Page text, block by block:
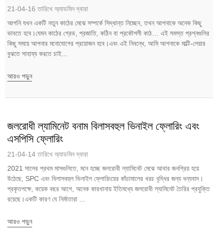
21-04-16 তারিখে অ্যাডমিন দ্বারা
আপনি যখন একটি নতুন কাঠের মেঝে সম্পর্কে সিদ্ধান্ত নিচ্ছেন, তখন আপনাকে অনেক কিছু
ভাবতে হবে।যেমন কাঠের গ্রেড, প্রজাতি, কঠিন বা প্রকৌশলী কাঠ… এই সমস্ত প্রশ্নগুলির
কিছু সময়ে আপনার মনোযোগের প্রয়োজন হবে।এবং এই নিবন্ধে, আমি আপনাকে মাল্টি-লেয়ার
বুঝতে সাহায্য করতে চাই...
আরও পড়ুন
জলরোধী ল্যামিনেট বনাম বিলাসবহুল ভিনাইল ফ্লোরিং এবং
এসপিসি ফ্লোরিং
21-04-14 তারিখে অ্যাডমিন দ্বারা
2021 সালের প্রথম মাসগুলিতে, মনে হচ্ছে জলরোধী ল্যামিনেট মেঝে আবার জনপ্রিয় হয়ে
উঠেছে, SPC এবং বিলাসবহুল ভিনাইল ফ্লোরিংয়ের কাঁচামালের খরচ বৃদ্ধির জন্য ধন্যবাদ।
প্রকৃতপক্ষে, কয়েক বছর আগে, অনেক কারখানায় ইতিমধ্যে জলরোধী ল্যামিনেট তৈরির প্রযুক্তি
রয়েছে।একটি কারণ যে নির্মাতারা ...
আরও পড়ুন